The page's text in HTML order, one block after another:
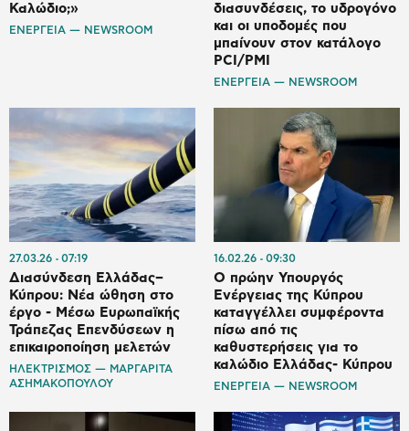
Καλώδιο;»
ΕΝΕΡΓΕΙΑ — NEWSROOM
διασυνδέσεις, το υδρογόνο
και οι υποδομές που
μπαίνουν στον κατάλογο
PCI/PMI
ΕΝΕΡΓΕΙΑ — NEWSROOM
27.03.26 07:19
Διασύνδεση Ελλάδας–
Κύπρου: Νέα ώθηση στο
έργο - Μέσω Ευρωπαϊκής
Τράπεζας Επενδύσεων η
επικαιροποίηση μελετών
ΗΛΕΚΤΡΙΣΜΟΣ — ΜΑΡΓΑΡΙΤΑ
ΑΣΗΜΑΚΟΠΟΥΛΟΥ
16.02.26 09:30
Ο πρώην Υπουργός
Ενέργειας της Κύπρου
καταγγέλλει συμφέροντα
πίσω από τις
καθυστερήσεις για το
καλώδιο Ελλάδας- Κύπρου
ΕΝΕΡΓΕΙΑ — NEWSROOM